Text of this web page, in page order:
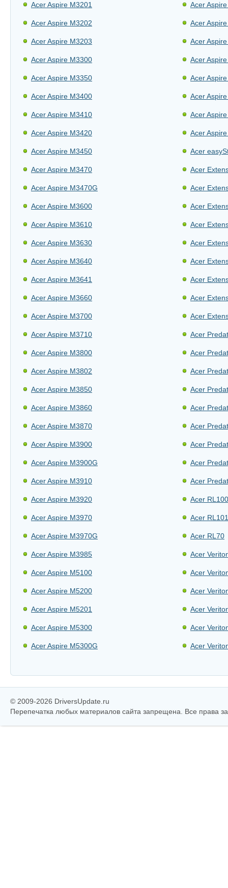
Acer Aspire M3201
Acer Aspire M3202
Acer Aspire M3203
Acer Aspire M3300
Acer Aspire M3350
Acer Aspire M3400
Acer Aspire M3410
Acer Aspire M3420
Acer Aspire M3450
Acer Aspire M3470
Acer Aspire M3470G
Acer Aspire M3600
Acer Aspire M3610
Acer Aspire M3630
Acer Aspire M3640
Acer Aspire M3641
Acer Aspire M3660
Acer Aspire M3700
Acer Aspire M3710
Acer Aspire M3800
Acer Aspire M3802
Acer Aspire M3850
Acer Aspire M3860
Acer Aspire M3870
Acer Aspire M3900
Acer Aspire M3900G
Acer Aspire M3910
Acer Aspire M3920
Acer Aspire M3970
Acer Aspire M3970G
Acer Aspire M3985
Acer Aspire M5100
Acer Aspire M5200
Acer Aspire M5201
Acer Aspire M5300
Acer Aspire M5300G
Acer
Acer
Acer
Acer
Acer
Acer
Acer
Acer
Acer
Acer
Acer
Acer
Acer
Acer
Acer
Acer
Acer
Acer
Acer
Acer
Acer
Acer
Acer
Acer
Acer
Acer
Acer
Acer RL100
Acer RL101
Acer RL70
Acer
Acer
Acer
Acer
Acer
Acer
© 2009-2026 DriversUpdate.ru
Перепечатка любых материалов сайта запрещена. Все права